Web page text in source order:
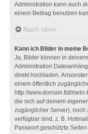
Administration kann auch
einem Beitrag benutzen
Nach oben
Kann ich Bilder in meine
Ja, Bilder können in
Administration
direkt hochladen.
einem öffentlich
http://www.domain.tld/
die sich auf deinem
zugänglicher Server), noch
verfügbar sind, z. B.
Passwort geschützte